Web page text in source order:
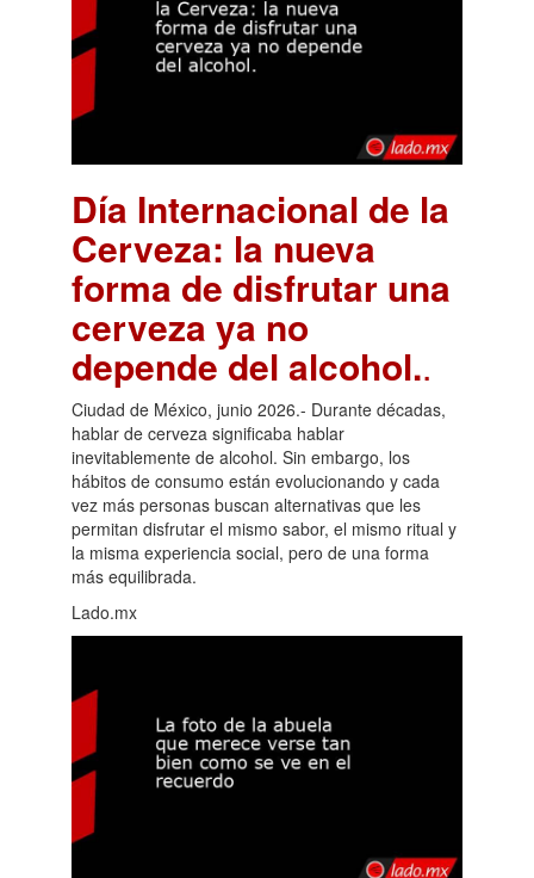
Día Internacional de la
Cerveza: la nueva
forma de disfrutar una
cerveza ya no
depende del alcohol..
Ciudad de México, junio 2026.- Durante décadas,
hablar de cerveza significaba hablar
inevitablemente de alcohol. Sin embargo, los
hábitos de consumo están evolucionando y cada
vez más personas buscan alternativas que les
permitan disfrutar el mismo sabor, el mismo ritual y
la misma experiencia social, pero de una forma
más equilibrada.
Lado.mx